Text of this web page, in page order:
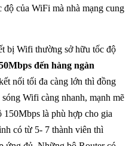
của WiFi mà nhà mạng cung
bị Wifi thường sở hữu tốc độ
đến hàng ngàn
nối tối đa càng lớn thì đồng
Wifi càng nhanh, mạnh mẽ
là phù hợp cho gia
có từ 5- 7 thành viên thì